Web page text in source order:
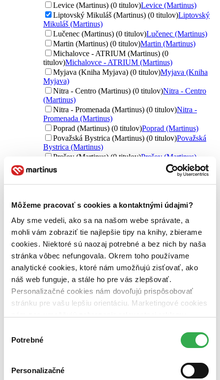
Môžeme pracovať s cookies a kontaktnými údajmi?
Aby sme vedeli, ako sa na našom webe správate, a
mohli vám zobraziť tie najlepšie tipy na knihy, zbierame
cookies. Niektoré sú naozaj potrebné a bez nich by naša
stránka vôbec nefungovala. Okrem toho používame
analytické cookies, ktoré nám umožňujú zisťovať, ako
náš web funguje, a stále ho pre vás zlepšovať.
Personalizačné cookies nám dovoľujú prispôsobovať
stránku pre vašu lepšiu orientáciu. Marketingové cookies
nám pomohlo, keby sme mohli používať všetky tieto
súhlasu
Potrebné
Personalizačné
Levice (Martinus) (0 titulov)Levice (Martinus)
Liptovský Mikuláš (Martinus) (0 titulov)Liptovský
Mikuláš (Martinus)
Lučenec (Martinus) (0 titulov)Lučenec (Martinus)
Martin (Martinus) (0 titulov)Martin (Martinus)
Michalovce - ATRIUM (Martinus) (0
titulov)Michalovce - ATRIUM (Martinus)
Myjava (Kniha Myjava) (0 titulov)Myjava (Kniha
Myjava)
Nitra - Centro (Martinus) (0 titulov)Nitra - Centro
(Martinus)
Nitra - Promenada (Martinus) (0 titulov)Nitra -
Promenada (Martinus)
Poprad (Martinus) (0 titulov)Poprad (Martinus)
Považská Bystrica (Martinus) (0 titulov)Považská
Bystrica (Martinus)
Prešov (Martinus) (0 titulov)Prešov (Martinus)
Trenčín (Martinus) (0 titulov)
Trenčín (Martinus)
Trnava (Martinus)
Zvolen (Martinus) (0 titulov)Zvolen (Martinus)
Ďalšie možnosti
Nové / čítané
nová (0 titulov)nová
čítaná (0 titulov) čítaná
čítaná - výborný stav (0 titulov)čítaná - výborný stav
čítaná - mierne opotrebovaná (0 titulov)
čítaná - mierne
opotrebovaná
čítané verzie vypredaných kníh (0 titulov)čítané verzie
vypredaných kníh
slovenčina (1 titul)slovenčina1
Téma
Vydavateľstvo